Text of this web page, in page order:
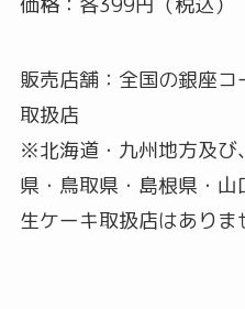
販売店舗：全国の銀座
取扱店
※北海道・九州地方及び
県・鳥取県・島根県・
生ケーキ取扱店はありま